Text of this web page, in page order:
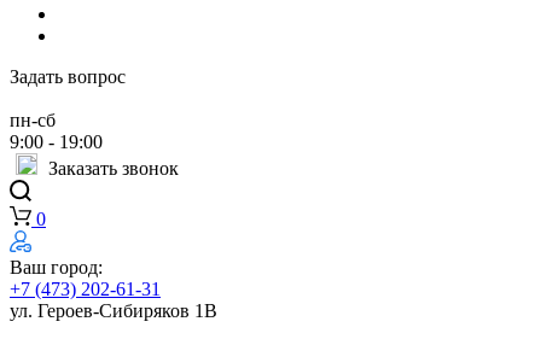
Задать вопрос
пн-сб
9:00 - 19:00
Заказать звонок
0
Ваш город:
+7 (473) 202-61-31
ул. Героев-Сибиряков 1В